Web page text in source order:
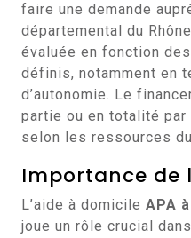
faire une demande
départemental du
évaluée en fonction
définis, notamment en
d’autonomie. Le
partie ou en totalité par
selon les ressources
Importance de
L’aide à domicile APA
joue un rôle crucial